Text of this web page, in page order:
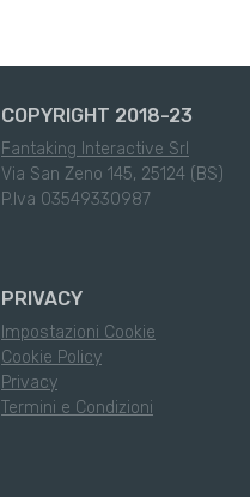
COPYRIGHT 2018-23
Fantaking Interactive Srl
Via San Zeno 145, 25124 (BS)
P.Iva 03549330987
PRIVACY
Impostazioni Cookie
Cookie Policy
Privacy
Termini e Condizioni